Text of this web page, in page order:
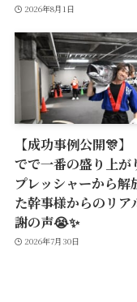
2026年8月1日
【成功事例公開🎊】
でで一番の盛り上が
プレッシャーから解
た幹事様からのリア
謝の声😭✨
2026年7月30日